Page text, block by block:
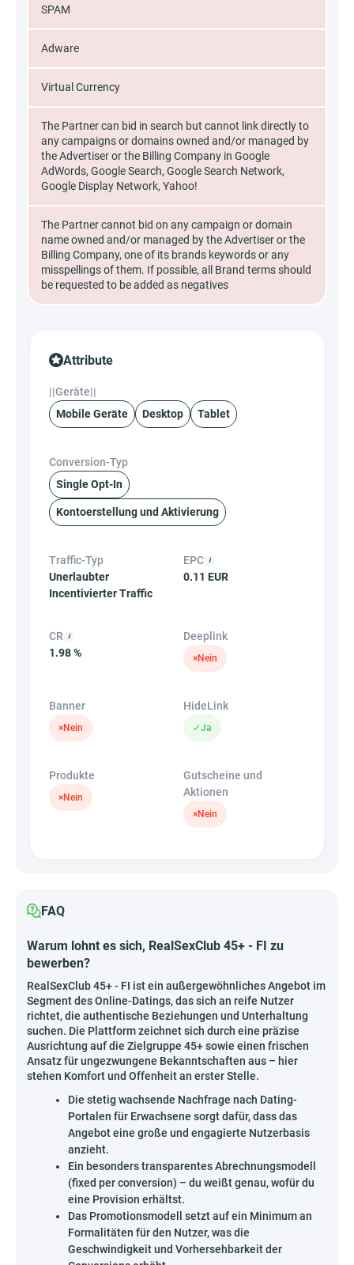
SPAM
Adware
Virtual Currency
The Partner can bid in search but cannot link directly to
any campaigns or domains owned and/or managed by
the Advertiser or the Billing Company in Google
AdWords, Google Search, Google Search Network,
Google Display Network, Yahoo!
The Partner cannot bid on any campaign or domain
name owned and/or managed by the Advertiser or the
Billing Company, one of its brands keywords or any
misspellings of them. If possible, all Brand terms should
be requested to be added as negatives
Attribute
||Geräte||
Mobile Geräte
Desktop Tablet
Conversion-Typ
Single Opt-In
Kontoerstellung und Aktivierung
Traffic-Typ
Unerlaubter
Incentivierter Traffic
EPC
0.11 EUR
CR
1.98 %
Deeplink
×Nein
Banner
×Nein
HideLink
✓Ja
Produkte
×Nein
Gutscheine und
Aktionen
×Nein
FAQ
Warum lohnt es sich, RealSexClub 45+ - FI zu
bewerben?
RealSexClub 45+ - FI ist ein außergewöhnliches Angebot im
Segment des Online-Datings, das sich an reife Nutzer
richtet, die authentische Beziehungen und Unterhaltung
suchen. Die Plattform zeichnet sich durch eine präzise
Ausrichtung auf die Zielgruppe 45+ sowie einen frischen
Ansatz für ungezwungene Bekanntschaften aus – hier
stehen Komfort und Offenheit an erster Stelle.
Die stetig wachsende Nachfrage nach Dating-
Portalen für Erwachsene sorgt dafür, dass das
Angebot eine große und engagierte Nutzerbasis
anzieht.
Ein besonders transparentes Abrechnungsmodell
(fixed per conversion) – du weißt genau, wofür du
eine Provision erhältst.
Das Promotionsmodell setzt auf ein Minimum an
Formalitäten für den Nutzer, was die
Geschwindigkeit und Vorhersehbarkeit der